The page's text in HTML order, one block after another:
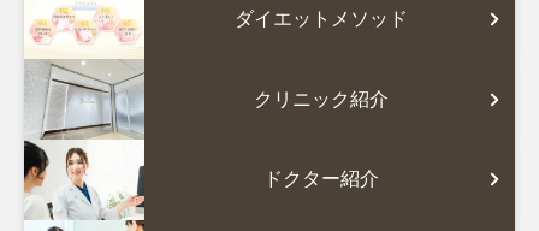
ダイエットメソッド
クリニック紹介
ドクター紹介